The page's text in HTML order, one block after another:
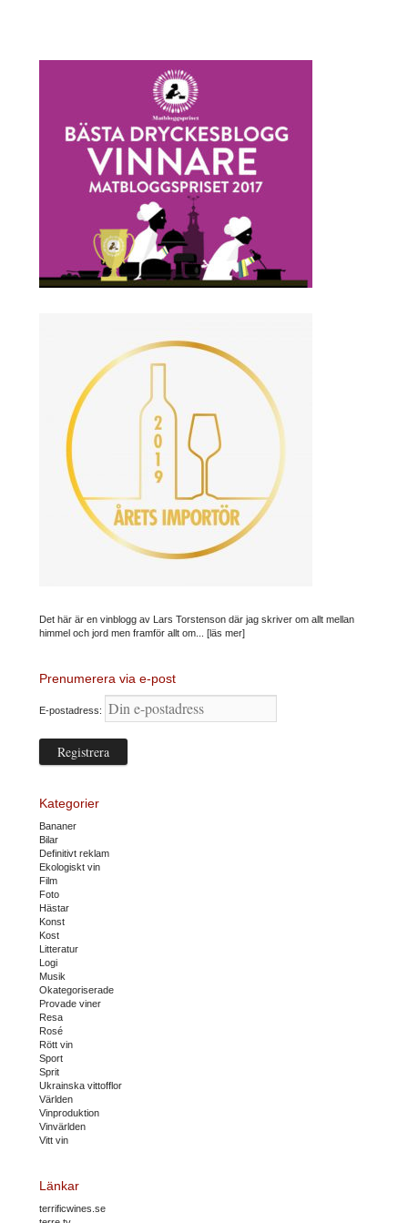
Det här är en vinblogg av Lars Torstenson där jag skriver om allt mellan
himmel och jord men framför allt om... [läs mer]
Prenumerera via e-post
E-postadress:
Kategorier
Bananer
Bilar
Definitivt reklam
Ekologiskt vin
Film
Foto
Hästar
Konst
Kost
Litteratur
Logi
Musik
Okategoriserade
Provade viner
Resa
Rosé
Rött vin
Sport
Sprit
Ukrainska vittofflor
Världen
Vinproduktion
Vinvärlden
Vitt vin
Länkar
terrificwines.se